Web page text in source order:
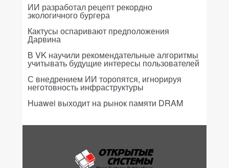
ИИ разработал рецепт рекордно
экологичного бургера
Кактусы оспаривают предположения
Дарвина
В VK научили рекомендательные алгоритмы
учитывать будущие интересы пользователей
С внедрением ИИ торопятся, игнорируя
неготовность инфраструктуры
Huawei выходит на рынок памяти DRAM